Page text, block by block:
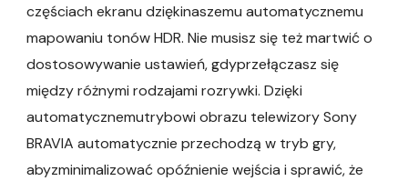
częściach ekranu dziękinaszemu automatycznemu
mapowaniu tonów HDR. Nie musisz się też martwić o
dostosowywanie ustawień, gdyprzełączasz się
między różnymi rodzajami rozrywki. Dzięki
automatycznemutrybowi obrazu telewizory Sony
BRAVIA automatycznie przechodzą w tryb gry,
abyzminimalizować opóźnienie wejścia i sprawić, że